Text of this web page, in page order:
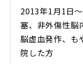
2013年1月1日
塞、非外傷性脳
脳虚血発作、も
院した方